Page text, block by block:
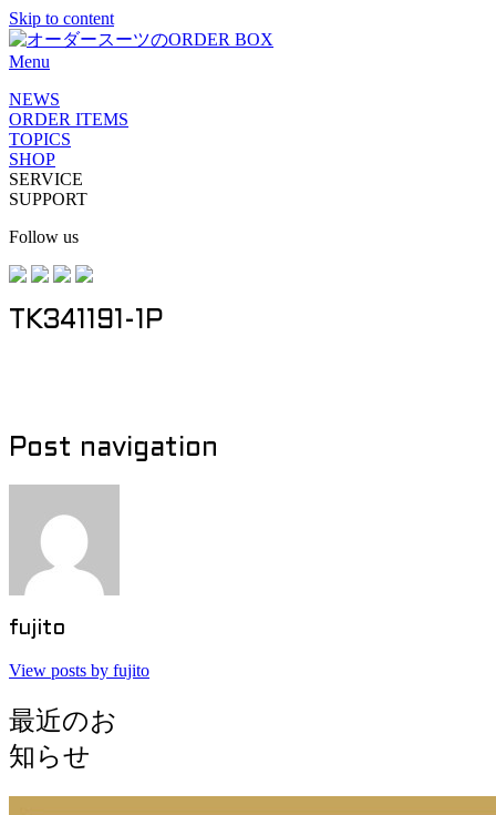
Skip to content
Menu
NEWS
ORDER ITEMS
TOPICS
SHOP
SERVICE
SUPPORT
Follow us
TK341191-1P
Post navigation
fujito
View posts by fujito
最近のお
知らせ